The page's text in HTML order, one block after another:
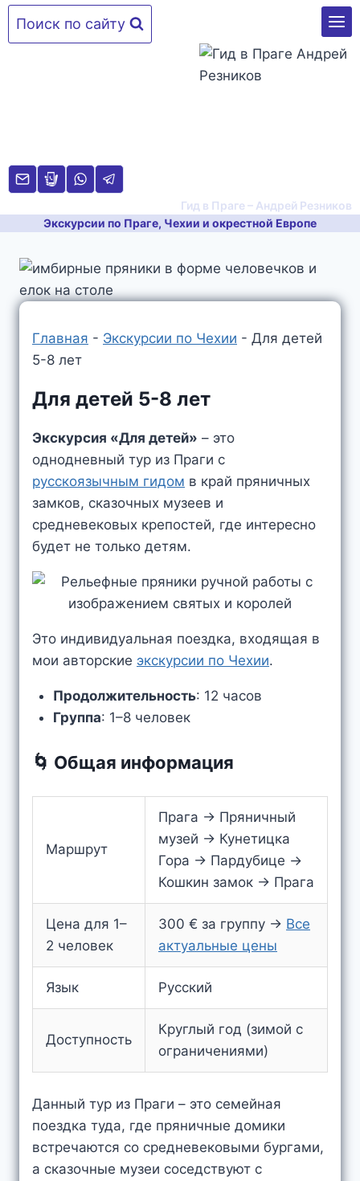
Перейти
Поиск по сайту
Гид в Праге – Андрей Резников
Экскурсии по Праге, Чехии и окрестной Европе
Главная - Экскурсии по Чехии - Для детей
5-8 лет
Для детей 5-8 лет
Экскурсия «Для детей» – это
однодневный тур из Праги с
русскоязычным гидом в край пряничных
замков, сказочных музеев и
средневековых крепостей, где интересно
будет не только детям.
Это индивидуальная поездка, входящая в
мои авторские экскурсии по Чехии.
Продолжительность: 12 часов
Группа: 1–8 человек
🌀 Общая информация
Маршрут
Прага → Пряничный
музей → Кунетицка
Гора → Пардубице →
Кошкин замок → Прага
Цена для 1–
2 человек
300 € за группу → Все
актуальные цены
Язык Русский
Доступность
Круглый год (зимой с
ограничениями)
Данный тур из Праги – это семейная
поездка туда, где пряничные домики
встречаются со средневековыми бургами,
а сказочные музеи соседствуют с